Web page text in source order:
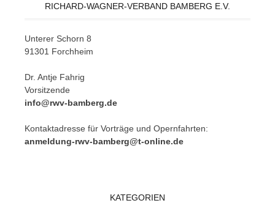
RICHARD-WAGNER-VERBAND BAMBERG E.V.
Un­te­rer Schorn 8
91301 Forchheim
Dr. Ant­je Fahrig
Vorsitzende
info@rwv-bamberg.de
Kon­takt­adres­se für Vor­trä­ge und Opern­fahr­ten:
anmeldung-rwv-bamberg@t-online.de
KATEGORIEN